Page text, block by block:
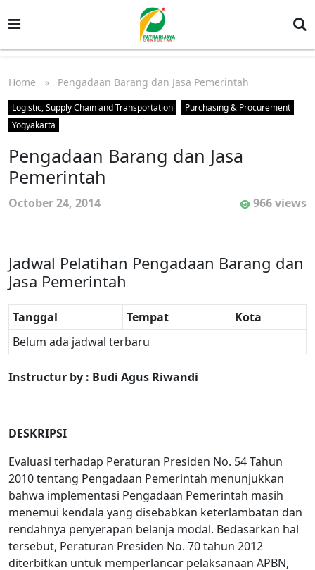
Home » Pengadaan Barang dan Jasa Pemerintah
Logistic, Supply Chain and Transportation
Purchasing & Procurement
Yogyakarta
Pengadaan Barang dan Jasa
Pemerintah
October 24, 2014 966 views
Jadwal Pelatihan Pengadaan Barang dan
Jasa Pemerintah
Tanggal Tempat
Kota
Belum ada jadwal terbaru
Instructur by : Budi Agus Riwandi
DESKRIPSI
Evaluasi terhadap Peraturan Presiden No. 54 Tahun
2010 tentang Pengadaan Pemerintah menunjukkan
bahwa implementasi Pengadaan Pemerintah masih
menemui kendala yang disebabkan keterlambatan dan
rendahnya penyerapan belanja modal. Bedasarkan hal
tersebut, Peraturan Presiden No. 70 tahun 2012
diterbitkan untuk memperlancar pelaksanaan APBN,